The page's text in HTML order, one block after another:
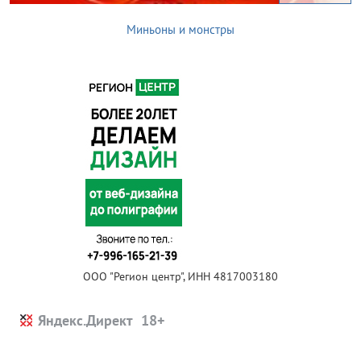
Миньоны и монстры
ООО "Регион центр", ИНН 4817003180
Яндекс.Директ